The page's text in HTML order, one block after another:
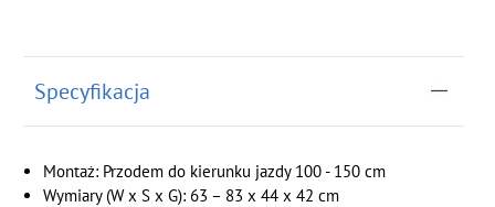
Specyfikacja
Montaż: Przodem do kierunku jazdy 100 - 150 cm
Wymiary (W x S x G): 63 – 83 x 44 x 42 cm